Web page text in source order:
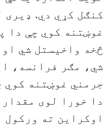
کنګل کړي دي. ډیری
غوښتنه کوي چې دا
څخه واخیستل شي
شي، مګر فرانسه،
جرمني غوښتنه کوي
دا خورا لوی
اوکراين ته ورکول